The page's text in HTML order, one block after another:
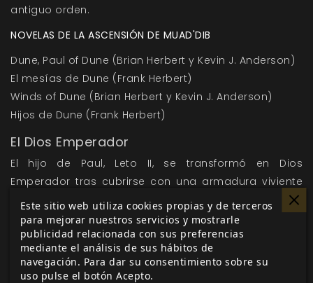
antiguo orden.
NOVELAS DE LA ASCENSIÓN DE MUAD'DIB
Dune, Paul of Dune (Brian Herbert y Kevin J. Anderson)
El mesías de Dune (Frank Herbert)
Winds of Dune (Brian Herbert y Kevin J. Anderson)
Hijos de Dune (Frank Herbert)
El Dios Emperador
El hijo de Paul, Leto II, se transformó en Dios
Emperador tras cubrirse con una armadura viviente
formada por larvas de gusano de arena y sufrir una
extraña metamorfosis. Leto se convirtió en parte de
Arrakis y empezó una lenta transformación en
gusano de arena que le llevaría miles de años. El
Imperio conoció la paz durante ese tiempo,
Este sitio web utiliza cookies propias y de terceros
para mejorar nuestros servicios y mostrarle
publicidad relacionada con sus preferencias
mediante el análisis de sus hábitos de
navegación. Para dar su consentimiento sobre su
uso pulse el botón Acepto.